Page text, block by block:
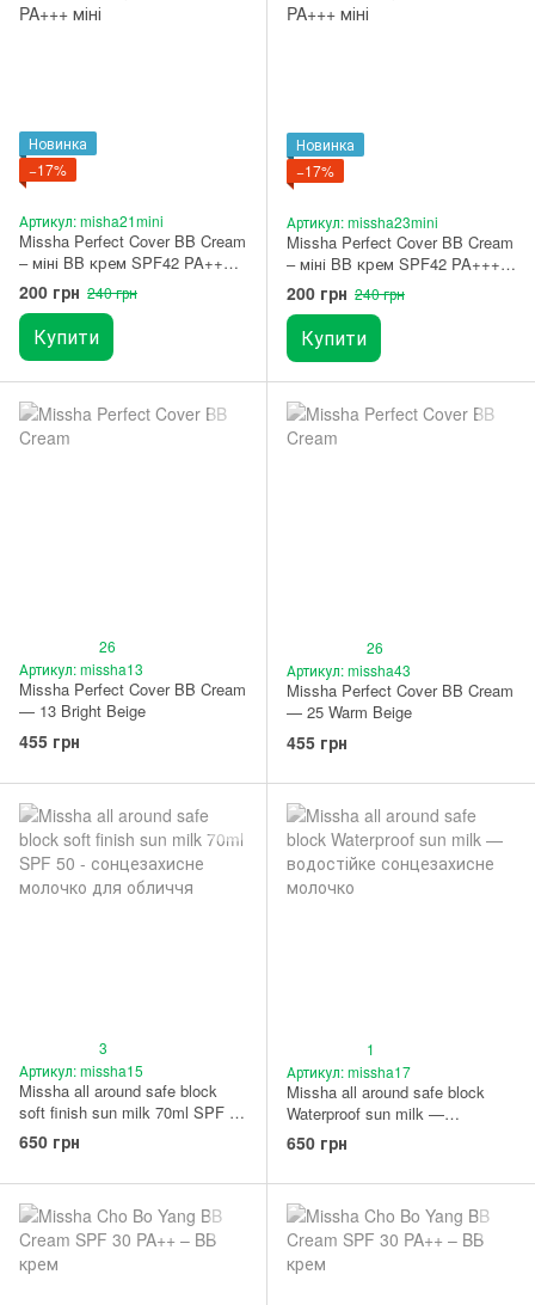
Новинка
−17%
Артикул: misha21mini
Missha Perfect Cover BB Cream
– міні BB крем SPF42 PA+++
21 Light Beige 20 мл
200 грн 240 грн
Купити
Новинка
−17%
Артикул: missha23mini
Missha Perfect Cover BB Cream
– міні BB крем SPF42 PA+++
23 Natural Beige 20 мл
200 грн 240 грн
Купити
26
Артикул: missha13
Missha Perfect Cover BB Cream
— 13 Bright Beige
455 грн
26
Артикул: missha43
Missha Perfect Cover BB Cream
— 25 Warm Beige
455 грн
3
Артикул: missha15
Missha all around safe block
soft finish sun milk 70ml SPF 50
- сонцезахисне молочко для
обличчя
650 грн
1
Артикул: missha17
Missha all around safe block
Waterproof sun milk —
водостійке сонцезахисне
молочко
650 грн